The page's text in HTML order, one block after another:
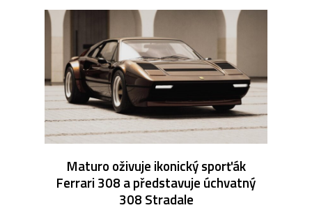
Maturo oživuje ikonický sporťák
Ferrari 308 a představuje úchvatný
308 Stradale